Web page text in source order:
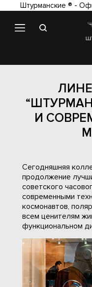
Штурманские ® -
И
Сегодняшняя
продолжение
советского
современными
космонавтов,
всем ценителям
функциональном